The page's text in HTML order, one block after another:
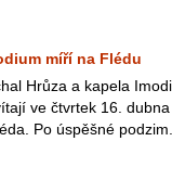
míří na Flédu
Hrůza a kapela
ve čtvrtek 16.
Po úspěšné podzim...